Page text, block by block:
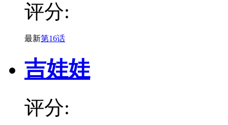
评分:
最新第16话
吉娃娃
评分: